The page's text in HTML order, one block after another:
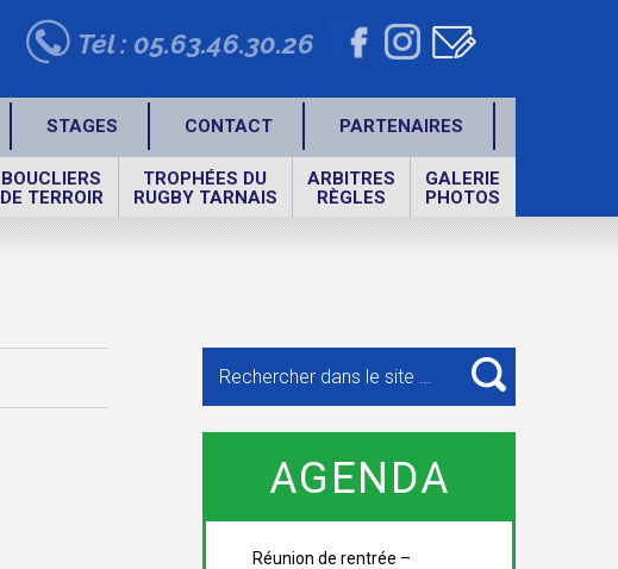
Tél : 05.63.46.30.26
STAGES CONTACT PARTENAIRES
BOUCLIERS
DE TERROIR
TROPHÉES DU
RUGBY TARNAIS
ARBITRES
RÈGLES
GALERIE
PHOTOS
pour
:
RECHERCHE
AGENDA
Réunion de rentrée –